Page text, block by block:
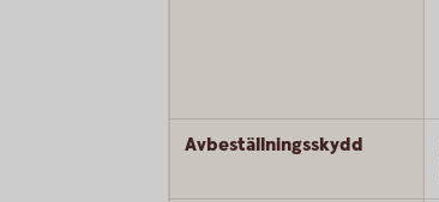
Avbeställningsskydd